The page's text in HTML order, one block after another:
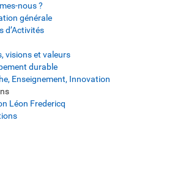
nous ?
générale
d’Activités
visions et valeurs
durable
Enseignement, Innovation
Léon Fredericq